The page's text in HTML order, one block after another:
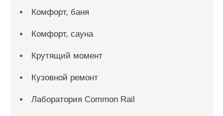
Комфорт, баня
Комфорт, сауна
Крутящий момент
Кузовной ремонт
Лаборатория Common Rail